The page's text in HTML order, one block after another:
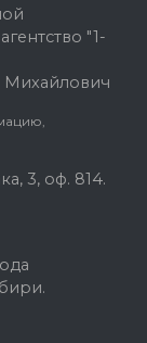
"1-
Михайлович
3, оф. 814.